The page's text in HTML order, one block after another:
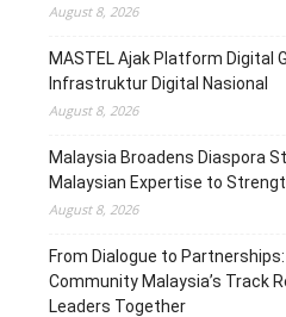
August 8, 2026
MASTEL Ajak Platform Digital
Infrastruktur Digital Nasional
August 8, 2026
Malaysia Broadens Diaspora
Malaysian Expertise to
August 8, 2026
From Dialogue to Partnerships:
Community Malaysia’s Track
Leaders Together